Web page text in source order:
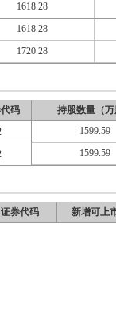
1618.28
1618.28
1720.28
码 持股数量（万
1599.59
1599.59
证券代码 新增可上